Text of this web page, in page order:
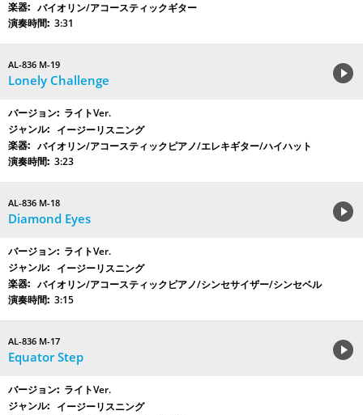
バイオリン/アコースティックギター
3:31
AL-836 M-19
Lonely Challenge
ライトVer.
イージーリスニング
バイオリン/アコースティックピアノ/エレキギター/ハイハット
3:23
AL-836 M-18
Diamond Eyes
ライトVer.
イージーリスニング
バイオリン/アコースティックピアノ/シンセサイザー/シンセベル
3:15
AL-836 M-17
Equator Step
ライトVer.
イージーリスニング